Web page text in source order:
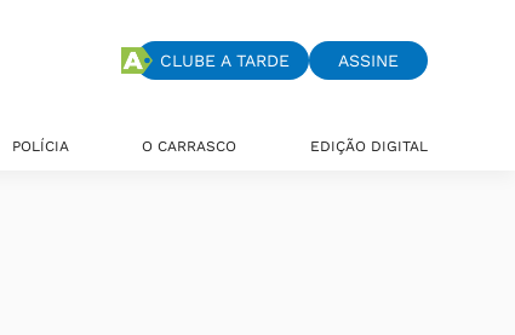
CLUBE A TARDE ASSINE
POLÍCIA O CARRASCO EDIÇÃO DIGITAL